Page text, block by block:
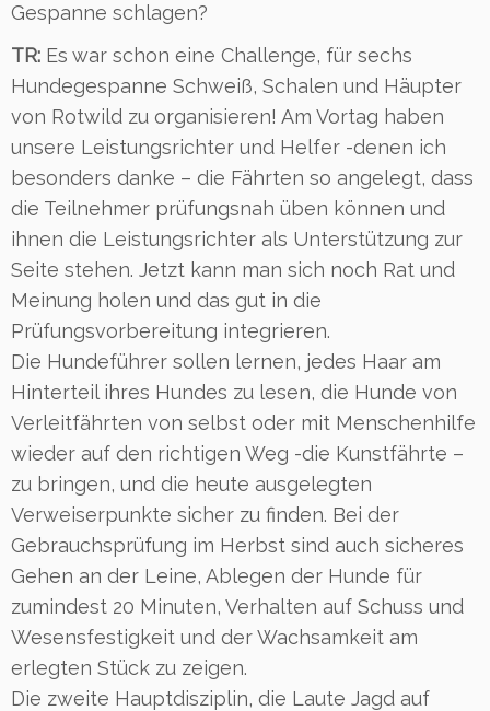
Gespanne schlagen?
TR: Es war schon eine Challenge, für sechs
Hundegespanne Schweiß, Schalen und Häupter
von Rotwild zu organisieren! Am Vortag haben
unsere Leistungsrichter und Helfer -denen ich
besonders danke – die Fährten so angelegt, dass
die Teilnehmer prüfungsnah üben können und
ihnen die Leistungsrichter als Unterstützung zur
Seite stehen. Jetzt kann man sich noch Rat und
Meinung holen und das gut in die
Prüfungsvorbereitung integrieren.
Die Hundeführer sollen lernen, jedes Haar am
Hinterteil ihres Hundes zu lesen, die Hunde von
Verleitfährten von selbst oder mit Menschenhilfe
wieder auf den richtigen Weg -die Kunstfährte –
zu bringen, und die heute ausgelegten
Verweiserpunkte sicher zu finden. Bei der
Gebrauchsprüfung im Herbst sind auch sicheres
Gehen an der Leine, Ablegen der Hunde für
zumindest 20 Minuten, Verhalten auf Schuss und
Wesensfestigkeit und der Wachsamkeit am
erlegten Stück zu zeigen.
Die zweite Hauptdisziplin, die Laute Jagd auf